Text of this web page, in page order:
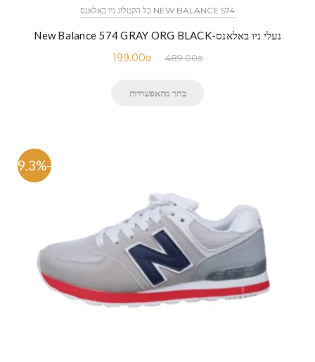
NEW BALANCE 574 כל הקטלוג ניו באלאנס
נעלי ניו באלאנס-New Balance 574 GRAY ORG BLACK
489.00₪
199.00₪
בחר מהאפשרויות
-59.3%